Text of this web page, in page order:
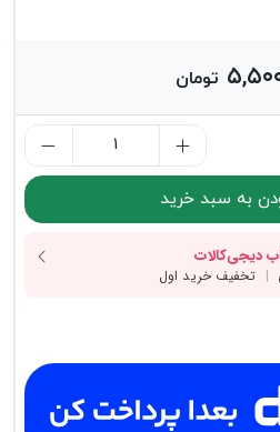
تومان
به سبد خرید